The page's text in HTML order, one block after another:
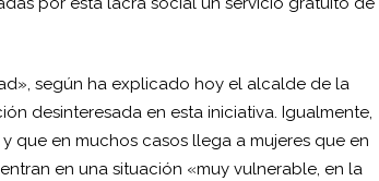
según ha explicado hoy el alcalde de la
desinteresada en esta iniciativa. Igualmente,
que en muchos casos llega a mujeres que en
en una situación «muy vulnerable, en la